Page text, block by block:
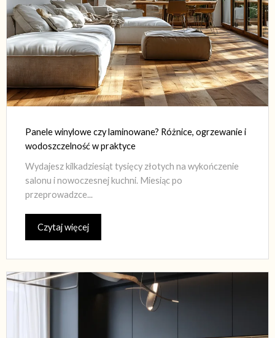
Panele winylowe czy laminowane? Różnice, ogrzewanie i
wodoszczelność w praktyce
Wydajesz kilkadziesiąt tysięcy złotych na wykończenie
salonu i nowoczesnej kuchni. Miesiąc po
przeprowadzce...
Czytaj więcej